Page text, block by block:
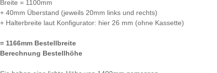
Breite = 1100mm
+ 40mm Überstand (jeweils 20mm links und rechts)
+ Halterbreite laut Konfigurator: hier 26 mm (ohne Kassette)
= 1166mm Bestellbreite
Berechnung Bestellhöhe